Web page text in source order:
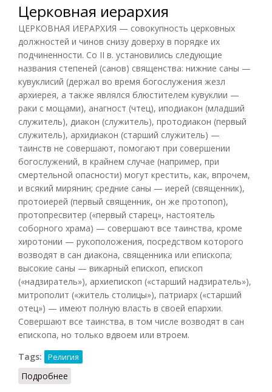
Церковная иерархия
ЦЕРКОВНАЯ ИЕРАРХИЯ — совокупность церковных
должностей и чинов снизу доверху в порядке их
подчиненности. Со II в. установились следующие
названия степеней (санов) священства: нижние саны —
кувуклисий (держал во время богослужения жезл
архиерея, а также являлся блюстителем кувуклии —
раки с мощами), анагност (чтец), иподиакон (младший
служитель), диакон (служитель), протодиакон (первый
служитель), архидиакон (старший служитель) —
таинств не совершают, помогают при совершении
богослужений, в крайнем случае (например, при
смертельной опасности) могут крестить, как, впрочем,
и всякий мирянин; средние саны — иерей (священник),
протоиерей (первый священник, он же протопоп),
протопресвитер («первый старец», настоятель
соборного храма) — совершают все таинства, кроме
хиротонии — рукоположения, посредством которого
возводят в сан диакона, священника или епископа;
высокие саны — викарный епископ, епископ
(«надзиратель»), архиепископ («старший надзиратель»),
митрополит («житель столицы»), патриарх («старший
отец») — имеют полную власть в своей епархии.
Совершают все таинства, в том числе возводят в сан
епископа, но только вдвоем или втроем.
Tags:
Религия
Подробнее